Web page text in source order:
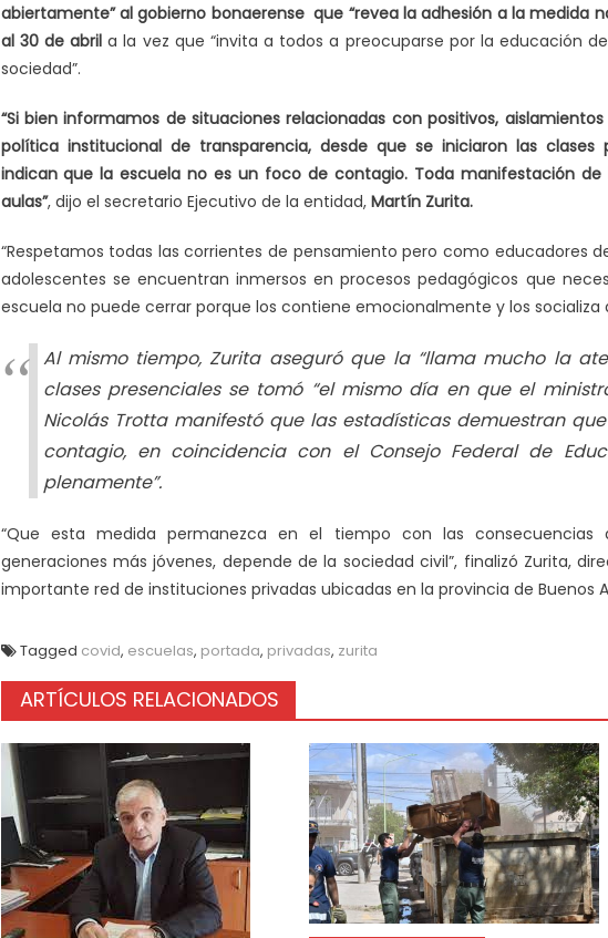
abiertamente” al gobierno bonaerense que “revea la adhesión a la medida
al 30 de abril a la vez que “invita a todos a preocuparse por la educación
sociedad”.
“Si bien informamos de situaciones relacionadas con positivos,
política institucional de transparencia, desde que se iniciaron las clases
indican que la escuela no es un foco de contagio. Toda manifestación
aulas”, dijo el secretario Ejecutivo de la entidad, Martín Zurita.
“Respetamos todas las corrientes de pensamiento pero como educadores
adolescentes se encuentran inmersos en procesos pedagógicos que
escuela no puede cerrar porque los contiene emocionalmente y los socializa
Al mismo tiempo, Zurita aseguró que la “llama mucho la
clases presenciales se tomó “el mismo día en que el
Nicolás Trotta manifestó que las estadísticas demuestran
contagio, en coincidencia con el Consejo Federal de
plenamente”.
“Que esta medida permanezca en el tiempo con las
generaciones más jóvenes, depende de la sociedad civil”, finalizó Zurita,
importante red de instituciones privadas ubicadas en la provincia de Buenos
Tagged covid, escuelas, portada, privadas, zurita
ARTÍCULOS RELACIONADOS